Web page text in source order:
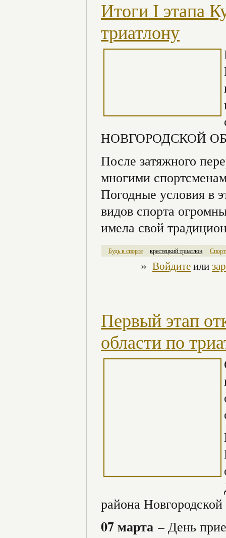
Итоги I этапа
триатлону
НОВГОРОДСКОЙ
После затяжного
многими
Погодные условия в
видов спорта
имела свой
Будь в спорте крестецкий триатлон
» Войдитеили
Первый этап
области по
района Новгородской
07 марта – День